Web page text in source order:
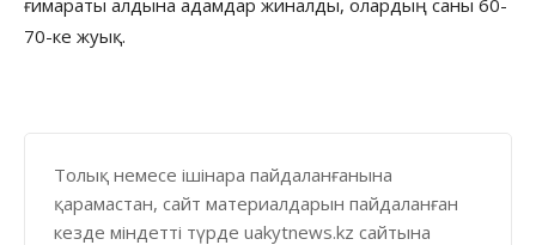
70-ке жуық.
Толық немесе ішінара пайдаланғанына
қарамастан, сайт материалдарын пайдаланған
кезде міндетті түрде uakytnews.kz сайтына